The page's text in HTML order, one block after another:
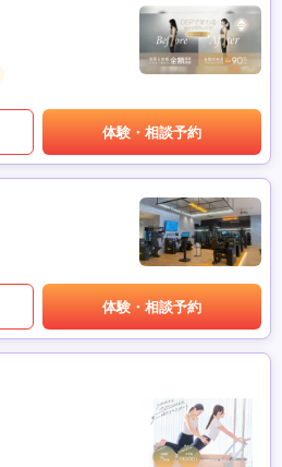
体験・相談予約
体験・相談予約